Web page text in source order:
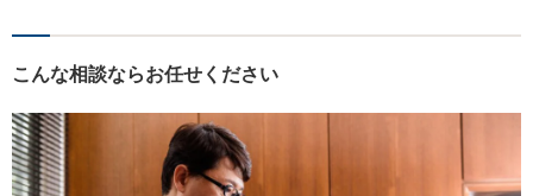
こんな相談ならお任せください